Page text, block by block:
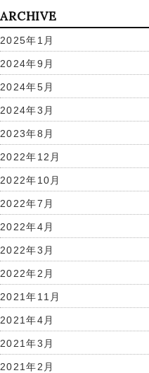
ARCHIVE
2025年1月
2024年9月
2024年5月
2024年3月
2023年8月
2022年12月
2022年10月
2022年7月
2022年4月
2022年3月
2022年2月
2021年11月
2021年4月
2021年3月
2021年2月